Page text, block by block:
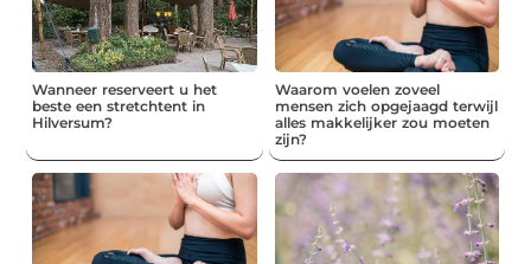
Wanneer reserveert u het
beste een stretchtent in
Hilversum?
Waarom voelen zoveel
mensen zich opgejaagd terwijl
alles makkelijker zou moeten
zijn?